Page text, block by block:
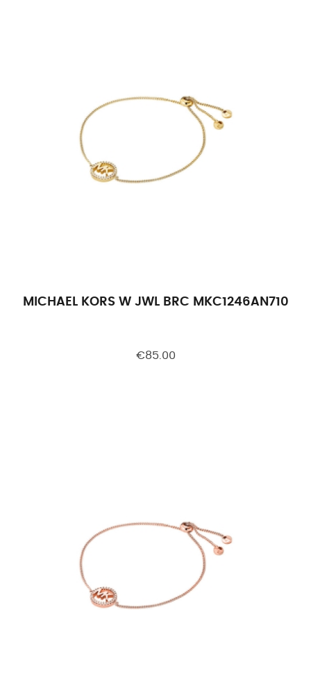
MICHAEL KORS W JWL BRC MKC1246AN710
€85.00